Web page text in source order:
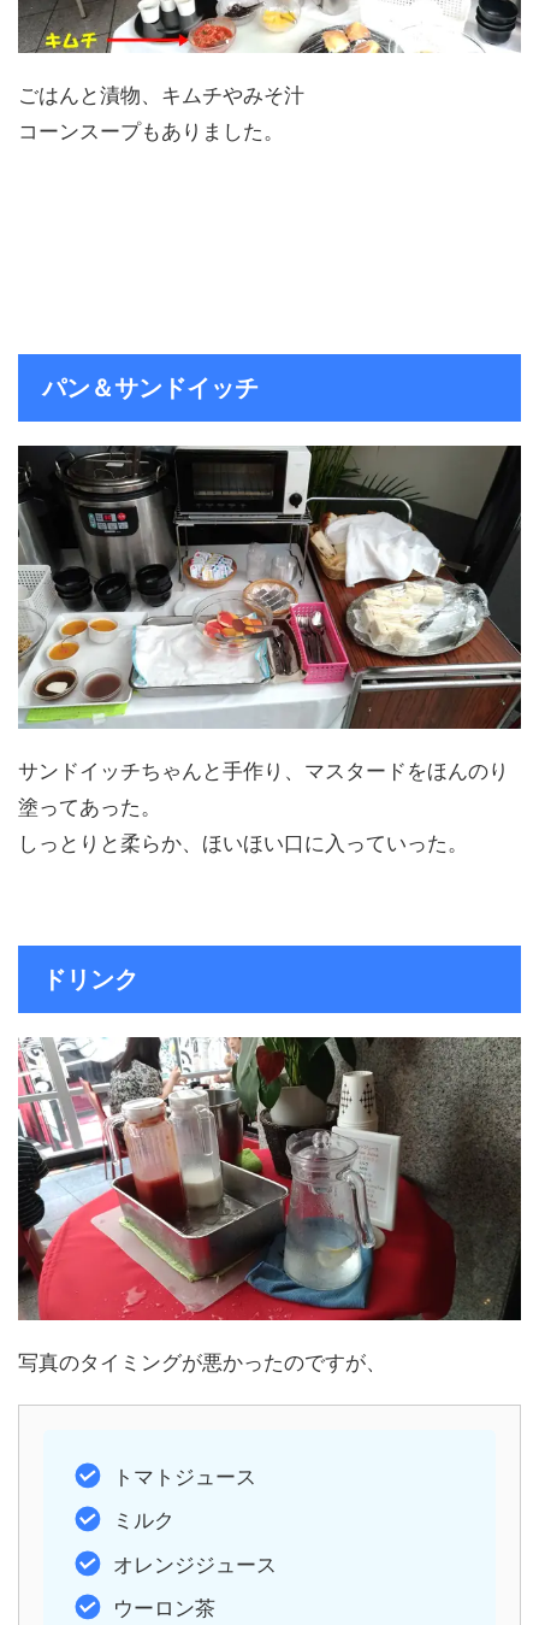
ごはんと漬物、キムチやみそ汁
コーンスープもありました。
パン＆サンドイッチ
サンドイッチちゃんと手作り、マスタードをほんのり
塗ってあった。
しっとりと柔らか、ほいほい口に入っていった。
ドリンク
写真のタイミングが悪かったのですが、
トマトジュース
ミルク
オレンジジュース
ウーロン茶